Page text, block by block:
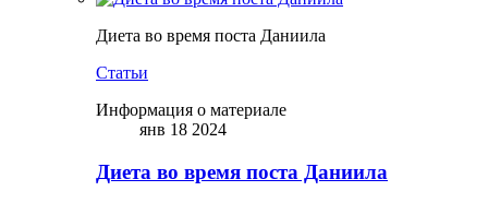
Диета во время поста Даниила
Статьи
Информация о материале
янв 18 2024
Диета во время поста Даниила